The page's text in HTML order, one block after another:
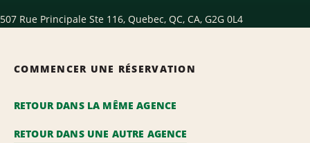
507 Rue Principale Ste 116, Quebec, QC, CA, G2G 0L4
COMMENCER UNE RÉSERVATION
RETOUR DANS LA MÊME AGENCE
RETOUR DANS UNE AUTRE AGENCE